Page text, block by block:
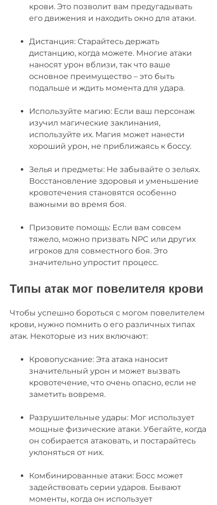
крови. Это позволит вам предугадывать
его движения и находить окно для атаки.
Дистанция: Старайтесь держать
дистанцию, когда можете. Многие атаки
наносят урон вблизи, так что ваше
основное преимущество – это быть
подальше и ждить момента для удара.
Используйте магию: Если ваш персонаж
изучил магические заклинания,
используйте их. Магия может нанести
хороший урон, не приближаясь к боссу.
Зелья и предметы: Не забывайте о зельях.
Восстановление здоровья и уменьшение
кровотечения становятся особенно
важными во время боя.
Призовите помощь: Если вам совсем
тяжело, можно призвать NPC или других
игроков для совместного боя. Это
значительно упростит процесс.
Типы атак мог повелителя крови
Чтобы успешно бороться с могом повелителем
крови, нужно помнить о его различных типах
атак. Некоторые из них включают:
Кровопускание: Эта атака наносит
значительный урон и может вызвать
кровотечение, что очень опасно, если не
заметить вовремя.
Разрушительные удары: Мог использует
мощные физические атаки. Убегайте, когда
он собирается атаковать, и постарайтесь
уклоняться от них.
Комбинированные атаки: Босс может
задействовать серии ударов. Бывают
моменты, когда он использует